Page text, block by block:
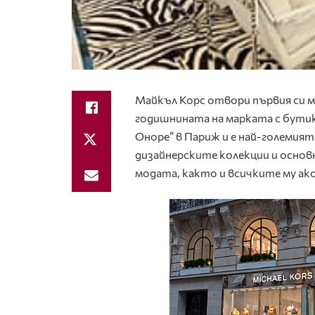
Майкъл Корс отвори първия си
годишнината на марката с
Оноре” в Париж и е най-
дизайнерските колекции и
модата, както и всичките му